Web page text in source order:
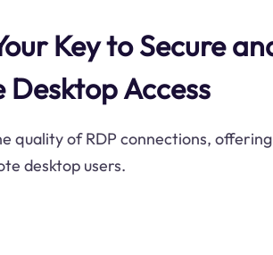
Key to Secure
Desktop Access
quality of RDP connections, offering
desktop users.